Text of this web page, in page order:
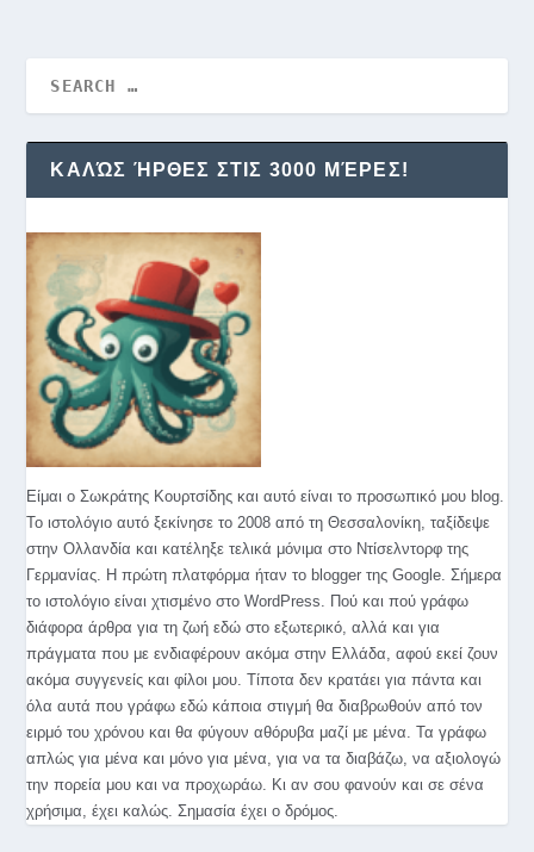
ΚΑΛΏΣ ΉΡΘΕΣ ΣΤΙΣ 3000 ΜΈΡΕΣ!
Είμαι ο Σωκράτης Κουρτσίδης και αυτό είναι το προσωπικό μου blog.
Το ιστολόγιο αυτό ξεκίνησε το 2008 από τη Θεσσαλονίκη, ταξίδεψε
στην Ολλανδία και κατέληξε τελικά μόνιμα στο Ντίσελντορφ της
Γερμανίας. Η πρώτη πλατφόρμα ήταν το blogger της Google. Σήμερα
το ιστολόγιο είναι χτισμένο στο WordPress. Πού και πού γράφω
διάφορα άρθρα για τη ζωή εδώ στο εξωτερικό, αλλά και για
πράγματα που με ενδιαφέρουν ακόμα στην Ελλάδα, αφού εκεί ζουν
ακόμα συγγενείς και φίλοι μου. Τίποτα δεν κρατάει για πάντα και
όλα αυτά που γράφω εδώ κάποια στιγμή θα διαβρωθούν από τον
ειρμό του χρόνου και θα φύγουν αθόρυβα μαζί με μένα. Τα γράφω
απλώς για μένα και μόνο για μένα, για να τα διαβάζω, να αξιολογώ
την πορεία μου και να προχωράω. Κι αν σου φανούν και σε σένα
χρήσιμα, έχει καλώς. Σημασία έχει ο δρόμος.